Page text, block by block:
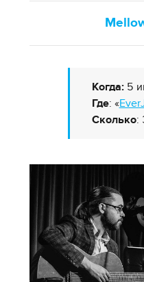
Когда: 5
Где: «
Сколько: